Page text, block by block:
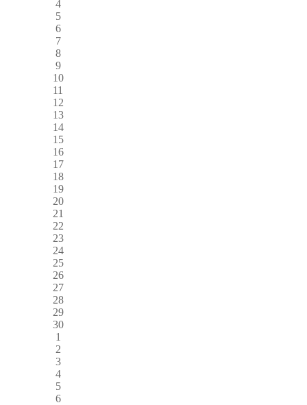
4
5
6
7
8
9
10
11
12
13
14
15
16
17
18
19
20
21
22
23
24
25
26
27
28
29
30
1
2
3
4
5
6